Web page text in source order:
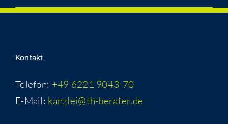
Kon­takt
Telefon: +49 6221 9043-70
E-Mail: kanzlei@th-berater.de